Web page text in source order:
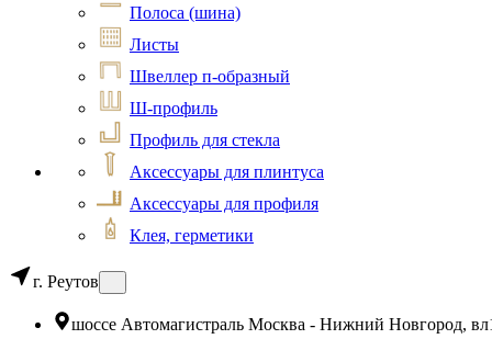
Полоса (шина)
Листы
Швеллер п-образный
Ш-профиль
Профиль для стекла
Аксессуары для плинтуса
Аксессуары для профиля
Клея, герметики
г. Реутов
шоссе Автомагистраль Москва - Нижний Новгород,